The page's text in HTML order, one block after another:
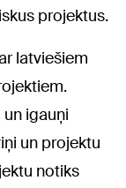
projektus.
latviešiem
igauņi
un projektu
notiks